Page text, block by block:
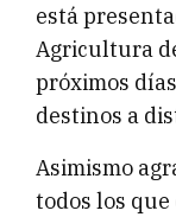
está
Agricultura
próximos
destinos a
Asimismo
todos los